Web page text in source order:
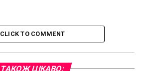
CLICK TO COMMENT
ТАКОЖ ЦІКАВО: